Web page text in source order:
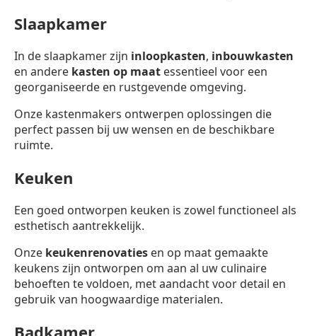
Slaapkamer
In de slaapkamer zijn inloopkasten, inbouwkasten
en andere kasten op maat essentieel voor een
georganiseerde en rustgevende omgeving.
Onze kastenmakers ontwerpen oplossingen die
perfect passen bij uw wensen en de beschikbare
ruimte.
Keuken
Een goed ontworpen keuken is zowel functioneel als
esthetisch aantrekkelijk.
Onze keukenrenovaties en op maat gemaakte
keukens zijn ontworpen om aan al uw culinaire
behoeften te voldoen, met aandacht voor detail en
gebruik van hoogwaardige materialen.